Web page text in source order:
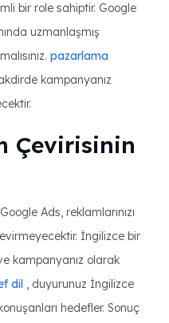
bir role sahiptir. Google
uzmanlaşmış
pazarlama
kampanyanız
Çevirisinin
Ads, reklamlarınızı
İngilizce bir
kampanyanız olarak
dil , duyurunuz İngilizce
hedefler. Sonuç